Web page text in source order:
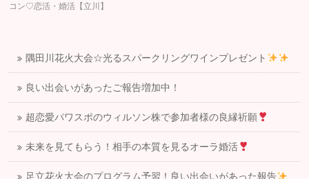
コン♡恋活・婚活【立川】
隅田川花火大会☆光るスパークリングワインプレゼント
良い出会いがあったご報告増加中！
超恋愛パワスポのウィルソン株で参加者様の良縁祈願
未来を見てもらう！相手の本質を見るオーラ婚活
足立花火大会のプログラム予習！良い出会いがあった報告